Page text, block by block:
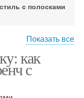
с полосками
комбинации
Показать все
как
с